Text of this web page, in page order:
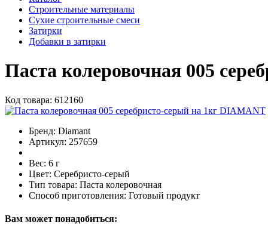
Строительные материалы
Сухие строительные смеси
Затирки
Добавки в затирки
Паста колеровочная 005
Код товара: 612160
Бренд: Diamant
Артикул: 257659
Вес: 6 г
Цвет: Серебристо-серый
Тип товара: Паста колеровочная
Способ приготовления: Готовый продукт
Вам может понадобиться: